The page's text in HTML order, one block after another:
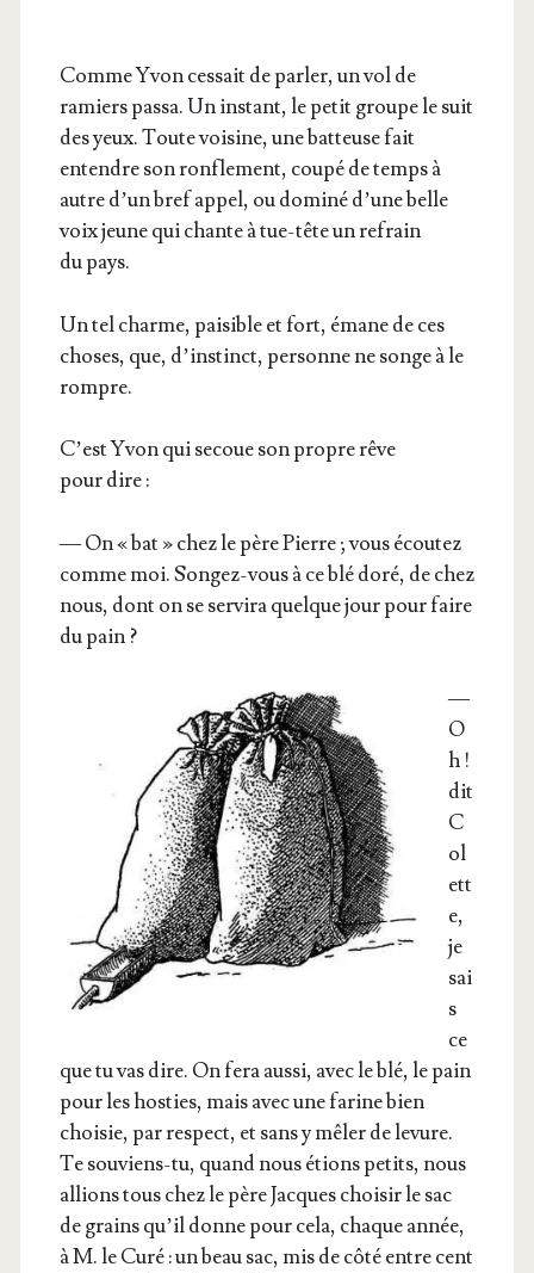
Comme Yvon ces­sait de par­ler, un vol de
ramiers pas­sa. Un ins­tant, le petit groupe le suit
des yeux. Toute voi­sine, une bat­teuse fait
entendre son ron­fle­ment, cou­pé de temps à
autre d’un bref appel, ou domi­né d’une belle
voix jeune qui chante à tue-tête un refrain
du pays.
Un tel charme, pai­sible et fort, émane de ces
choses, que, d’instinct, per­sonne ne songe à le
rompre.
C’est Yvon qui secoue son propre rêve
pour dire :
— On « bat » chez le père Pierre ; vous écou­tez
comme moi. Son­gez-vous à ce blé doré, de chez
nous, dont on se ser­vi­ra quelque jour pour faire
du pain ?
—
O
h !
dit
C
ol
ett
e,
je
sai
s
ce
que tu vas dire. On fera aus­si, avec le blé, le pain
pour les hos­ties, mais avec une farine bien
choi­sie, par res­pect, et sans y mêler de levure.
Te sou­viens-tu, quand nous étions petits, nous
allions tous chez le père Jacques choi­sir le sac
de grains qu’il donne pour cela, chaque année,
à M. le Curé : un beau sac, mis de côté entre cent